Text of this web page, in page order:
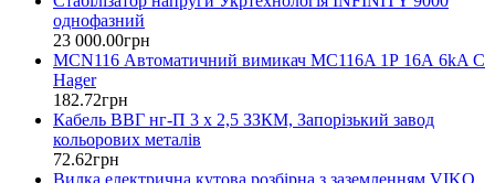
однофазний
23 000.00грн
MCN116 Автоматичний вимикач MC116A 1Р 16А 6kA C
Hager
182.72грн
Кабель ВВГ нг-П 3 х 2,5 ЗЗКМ, Запорізький завод
кольорових металів
72.62грн
Вилка електрична кутова розбірна з заземленням VIKO